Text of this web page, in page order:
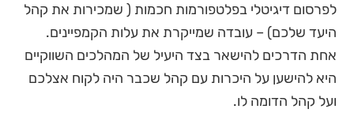
לפרסום דיגיטלי בפלטפורמות חכמות ( שמכירות את קהל
היעד שלכם) – עובדה שמייקרת את עלות הקמפיינים.
אחת הדרכים להישאר בצד היעיל של המהלכים השווקיים
היא להישען על היכרות עם קהל שכבר היה לקוח אצלכם
ועל קהל הדומה לו.